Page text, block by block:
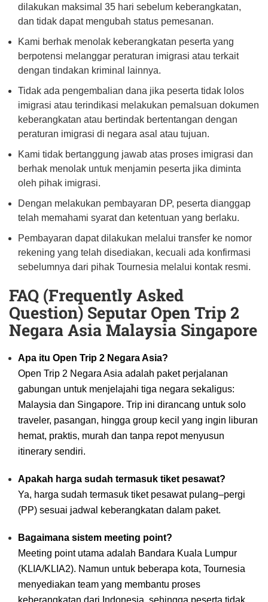
dilakukan maksimal 35 hari sebelum keberangkatan,
dan tidak dapat mengubah status pemesanan.
Kami berhak menolak keberangkatan peserta yang
berpotensi melanggar peraturan imigrasi atau terkait
dengan tindakan kriminal lainnya.
Tidak ada pengembalian dana jika peserta tidak lolos
imigrasi atau terindikasi melakukan pemalsuan dokumen
keberangkatan atau bertindak bertentangan dengan
peraturan imigrasi di negara asal atau tujuan.
Kami tidak bertanggung jawab atas proses imigrasi dan
berhak menolak untuk menjamin peserta jika diminta
oleh pihak imigrasi.
Dengan melakukan pembayaran DP, peserta dianggap
telah memahami syarat dan ketentuan yang berlaku.
Pembayaran dapat dilakukan melalui transfer ke nomor
rekening yang telah disediakan, kecuali ada konfirmasi
sebelumnya dari pihak Tournesia melalui kontak resmi.
FAQ (Frequently Asked
Question) Seputar Open Trip 2
Negara Asia Malaysia Singapore
Apa itu Open Trip 2 Negara Asia?
Open Trip 2 Negara Asia adalah paket perjalanan
gabungan untuk menjelajahi tiga negara sekaligus:
Malaysia dan Singapore. Trip ini dirancang untuk solo
traveler, pasangan, hingga group kecil yang ingin liburan
hemat, praktis, murah dan tanpa repot menyusun
itinerary sendiri.
Apakah harga sudah termasuk tiket pesawat?
Ya, harga sudah termasuk tiket pesawat pulang–pergi
(PP) sesuai jadwal keberangkatan dalam paket.
Bagaimana sistem meeting point?
Meeting point utama adalah Bandara Kuala Lumpur
(KLIA/KLIA2). Namun untuk beberapa kota, Tournesia
menyediakan team yang membantu proses
keberangkatan dari Indonesia, sehingga peserta tidak